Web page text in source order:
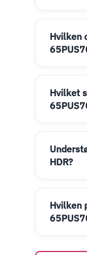
Hvilken
Hvilket
HDR?
Hvilken